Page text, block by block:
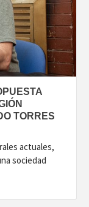
TORRES
actuales,
sociedad